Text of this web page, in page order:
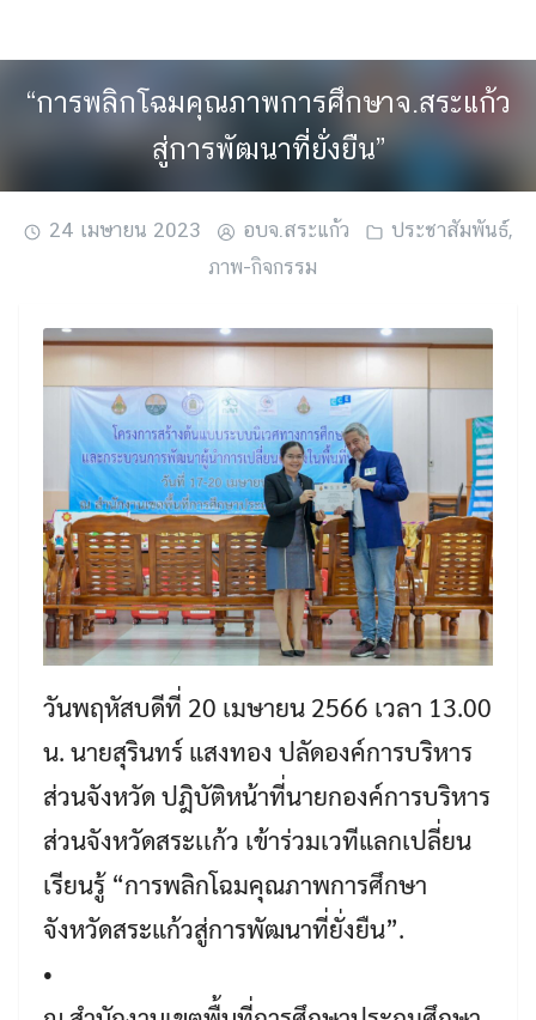
“การพลิกโฉมคุณภาพการศึกษาจ.สระแก้ว
สู่การพัฒนาที่ยั่งยืน”
24 เมษายน 2023 อบจ.สระแก้ว ประชาสัมพันธ์,
ภาพ-กิจกรรม
วันพฤหัสบดีที่ 20 เมษายน 2566 เวลา 13.00
น. นายสุรินทร์ แสงทอง ปลัดองค์การบริหาร
ส่วนจังหวัด ปฎิบัติหน้าที่นายกองค์การบริหาร
ส่วนจังหวัดสระเเก้ว เข้าร่วมเวทีแลกเปลี่ยน
เรียนรู้ “การพลิกโฉมคุณภาพการศึกษา
จังหวัดสระแก้วสู่การพัฒนาที่ยั่งยืน”.
•